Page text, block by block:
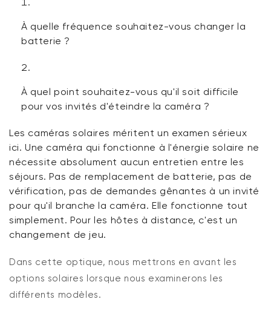
À quelle fréquence souhaitez-vous changer la
batterie ?
À quel point souhaitez-vous qu'il soit difficile
pour vos invités d'éteindre la caméra ?
Les caméras solaires méritent un examen sérieux
ici. Une caméra qui fonctionne à l'énergie solaire ne
nécessite absolument aucun entretien entre les
séjours. Pas de remplacement de batterie, pas de
vérification, pas de demandes gênantes à un invité
pour qu'il branche la caméra. Elle fonctionne tout
simplement. Pour les hôtes à distance, c'est un
changement de jeu.
Dans cette optique, nous mettrons en avant les
options solaires lorsque nous examinerons les
différents modèles.